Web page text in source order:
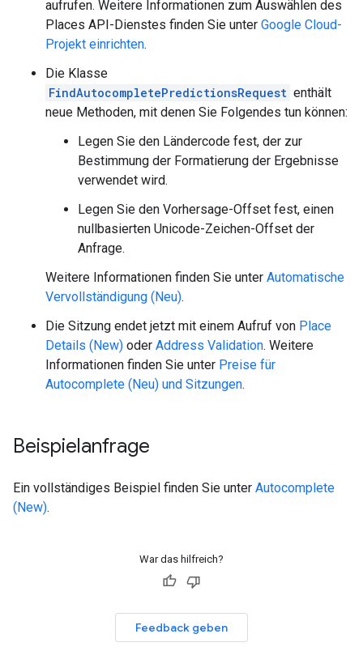
aufrufen. Weitere Informationen zum Auswählen des
Places API-Dienstes finden Sie unter Google Cloud-
Projekt einrichten.
Die Klasse
FindAutocompletePredictionsRequest enthält
neue Methoden, mit denen Sie Folgendes tun können:
Legen Sie den Ländercode fest, der zur
Bestimmung der Formatierung der Ergebnisse
verwendet wird.
Legen Sie den Vorhersage-Offset fest, einen
nullbasierten Unicode-Zeichen-Offset der
Anfrage.
Weitere Informationen finden Sie unter Automatische
Vervollständigung (Neu).
Die Sitzung endet jetzt mit einem Aufruf von Place
Details (New) oder Address Validation. Weitere
Informationen finden Sie unter Preise für
Autocomplete (Neu) und Sitzungen.
Beispielanfrage
Ein vollständiges Beispiel finden Sie unter Autocomplete
(New).
War das hilfreich?
Feedback geben